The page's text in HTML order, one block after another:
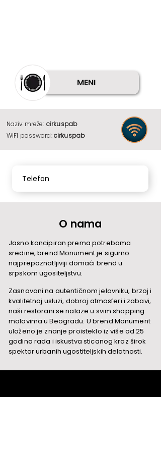
MENI
Naziv mreže: cirkuspab
WIFI password:cirkuspab
Telefon
O nama
Jasno koncipiran prema potrebama
sredine, brend Monument je sigurno
najprepoznatljiviji domaći brend u
srpskom ugositeljstvu.
Zasnovani na autentičnom jelovniku, brzoj i
kvalitetnoj usluzi, dobroj atmosferi i zabavi,
naši restorani se nalaze u svim shopping
molovima u Beogradu. U brend Monument
uloženo je znanje proisteklo iz više od 25
godina rada i iskustva sticanog kroz širok
spektar urbanih ugostiteljskih delatnosti.